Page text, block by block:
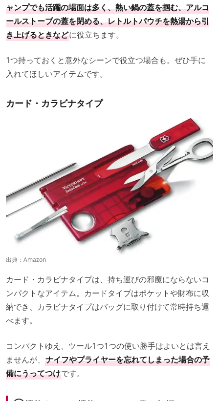
ャンプでも活躍の場面は多く、熱い鍋の蓋を掴む、アルコ
ールストーブの蓋を閉める、レトルトパウチを熱湯から引
き上げるときなどに役立ちます。
1つ持っておくと意外なシーンで役立つ場合も。ぜひ手に
入れてほしいアイテムです。
カード・カラビナタイプ
出典： Amazon
カード・カラビナタイプは、持ち運びの邪魔にならないコ
ンパクトなアイテム。カードタイプはポケットや財布に収
納でき、カラビナタイプはバッグに取り付けて常時持ち運
べます。
コンパクトゆえ、ツール1つ1つの使い勝手はよいとは言え
ませんが、 ナイフやプライヤーを忘れてしまった場合の予
備にうってつけです。